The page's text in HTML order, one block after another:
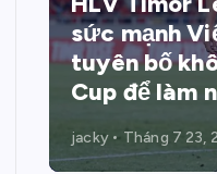
sức mạnh
tuyên bố
Cup để làm
jacky Tháng 7 23,